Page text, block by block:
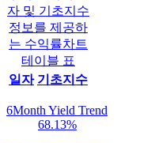
자 및 기초지수
정보를 제공하
는 수익률차트
테이블 표
일자 기초지수
6Month Yield Trend
68.13%